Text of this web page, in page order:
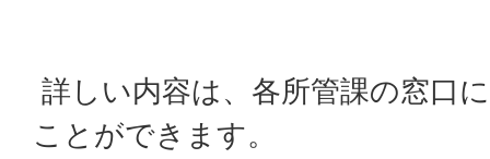
詳しい内容は、各所管課の窓口
ことができます。